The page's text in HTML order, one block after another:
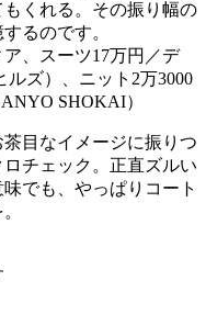
くれる。その振り幅の
るのです。
目なイメージに振りつ
チェック。正直ズルい
でも、やっぱりコート